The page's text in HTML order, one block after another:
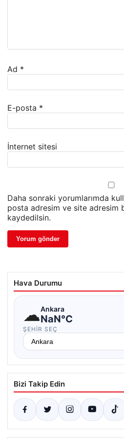
Ad *
E-posta *
İnternet sitesi
Daha sonraki yorumlarımda
posta adresim ve site adresim
kaydedilsin.
Hava Durumu
☁Ankara
NaN°C
ŞEHIR SEÇ
Bizi Takip Edin